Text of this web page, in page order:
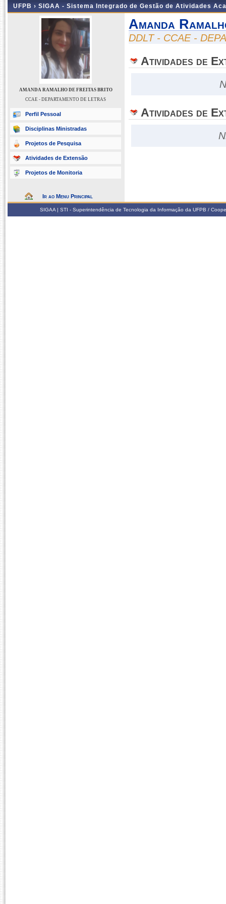
UFPB › SIGAA - Sistema Integrado de Gestão de Atividades
AMANDA RAMALHO DE FREITAS BRITO
CCAE - DEPARTAMENTO DE LETRAS
Perfil Pessoal
Disciplinas Ministradas
Projetos de Pesquisa
Atividades de Extensão
Projetos de Monitoria
Ir ao Menu Principal
Amanda
DDLT - CCAE -
Atividades de
Atividades de
SIGAA | STI - Superintendência de Tecnologia da Informação da UFPB /